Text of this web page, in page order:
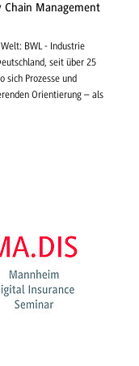
Management
BWL - Industrie
seit über 25
sich Prozesse und
Orientierung – als